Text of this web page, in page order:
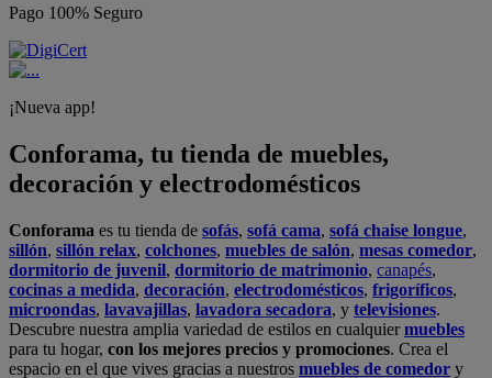
Pago 100% Seguro
¡Nueva app!
Conforama, tu tienda de muebles,
decoración y electrodomésticos
Conforama es tu tienda de sofás, sofá cama, sofá chaise longue,
sillón, sillón relax, colchones, muebles de salón, mesas comedor,
dormitorio de juvenil, dormitorio de matrimonio, canapés,
cocinas a medida, decoración, electrodomésticos, frigoríficos,
microondas, lavavajillas, lavadora secadora, y televisiones.
Descubre nuestra amplia variedad de estilos en cualquiermuebles
para tu hogar, con los mejores precios y promociones. Crea el
espacio en el que vives gracias a nuestros muebles de comedor y